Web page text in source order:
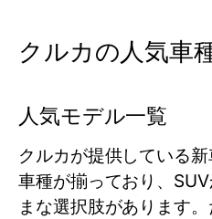
クルカの人気車
人気モデル一覧
クルカが提供している
車種が揃っており、
まな選択肢があります